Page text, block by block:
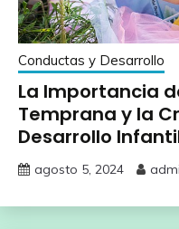
Conductas y Desarrollo
La Importancia
Temprana y la
Desarrollo
agosto 5, 2024